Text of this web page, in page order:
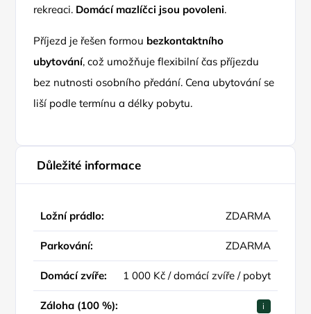
rekreaci. Domácí mazlíčci jsou povoleni.
Příjezd je řešen formou bezkontaktního
ubytování, což umožňuje flexibilní čas příjezdu
bez nutnosti osobního předání. Cena ubytování se
liší podle termínu a délky pobytu.
Důležité informace
Ložní prádlo: ZDARMA
Parkování: ZDARMA
Domácí zvíře: 1 000 Kč / domácí zvíře / pobyt
Záloha (100 %): i